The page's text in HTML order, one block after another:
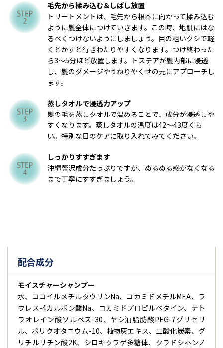
毛先から揉み込む＆しばし放置
トリートメントは、毛先から根本に向かって揉み込む
ように髪全体につけていきます。この時、地肌にはな
るべくつけないようにしましょう。目の粗いクシで軽
くとかすと行きわたりやすくなります。つけ終わった
ら3～5分ほど放置します。トステアが髪内部に浸透
し、髪のダメージやうねりやくせの元にアプローチし
ます。
蒸しタオルで浸透力アップ
髪の毛を蒸しタオルで温めることで、成分が浸透しや
すくなります。蒸しタオルの温度は42～43度くら
い。特別な日のケアに取り入れてみてください。
しっかりすすぎます
沖縄贅沢成分たっぷりですが、ぬるぬる感がなくなる
まで丁寧にすすぎましょう。
配合成分
モイスチャーシャンプー
水、ココイルメチルタウリンNa、コカミドメチルMEA、ラ
ウレス-4カルボン酸Na、コカミドプロピルベタイン、テト
ラオレイン酸ソルベス-30、ヤシ油脂肪酸PEG-7グリセリ
ル、ポリクオタニウム-10、植物灰エキス、二酸化炭素、グ
リチルリチン酸2K、シロキクラゲ多糖体、クラドシホンノ